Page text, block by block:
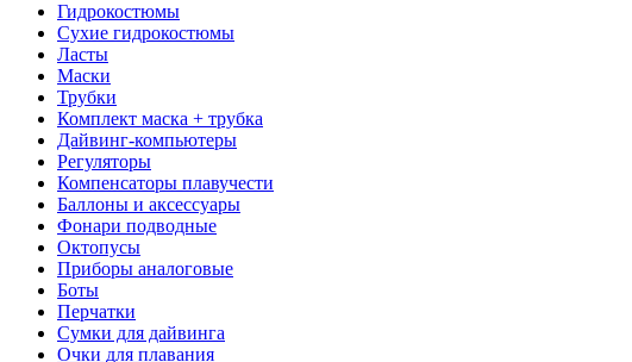
Гидрокостюмы
Сухие гидрокостюмы
Ласты
Маски
Трубки
Комплект маска + трубка
Дайвинг-компьютеры
Регуляторы
Компенсаторы плавучести
Баллоны и аксессуары
Фонари подводные
Октопусы
Приборы аналоговые
Боты
Перчатки
Сумки для дайвинга
Очки для плавания